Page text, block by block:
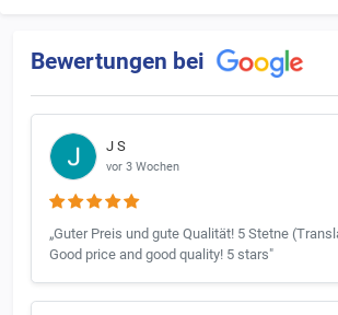
Bewertungen bei
J S
vor 3 Wochen
„Guter Preis und gute Qualität! 5 Stetne
Good price and good quality! 5 stars"